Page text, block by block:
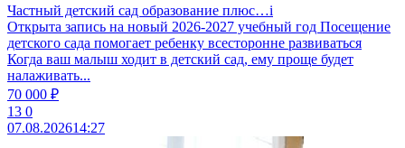
Частный детский сад образование плюс…i
Открыта запись на новый 2026-2027 учебный год Посещение
детского сада помогает ребенку всесторонне развиваться
Когда ваш малыш ходит в детский сад, ему проще будет
налаживать...
70 000 ₽
13 0
07.08.202614:27